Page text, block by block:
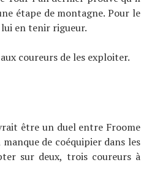
étape de montagne. Pour le
lui en tenir rigueur.
coureurs de les exploiter.
être un duel entre Froome
de coéquipier dans les
sur deux, trois coureurs à